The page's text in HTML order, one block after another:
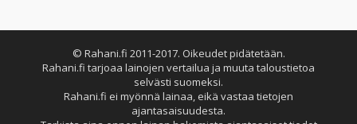
© Rahani.fi 2011-2017. Oikeudet pidätetään.
Rahani.fi tarjoaa lainojen vertailua ja muuta taloustietoa
selvästi suomeksi.
Rahani.fi ei myönnä lainaa, eikä vastaa tietojen
ajantasaisuudesta.